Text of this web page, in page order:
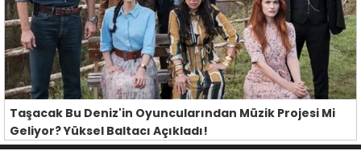
Taşacak Bu Deniz'in Oyuncularından Müzik Projesi Mi
Geliyor? Yüksel Baltacı Açıkladı!